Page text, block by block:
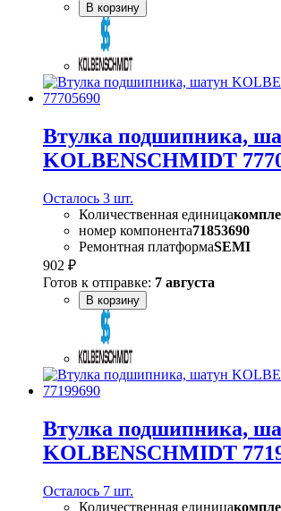
В корзину
Втулка подшипника,
KOLBENSCHMIDT
Осталось 3 шт.
Количественная единица
номер компонента71853690
Ремонтная платформаSEMI
902 ₽
Готов к отправке: 7 августа
В корзину
Втулка подшипника,
KOLBENSCHMIDT
Осталось 7 шт.
Количественная единица